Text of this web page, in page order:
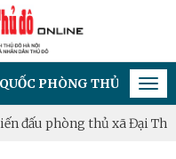
PHÒNG THỦ ĐÔ - CƠ
phòng thủ xã Đại Thanh